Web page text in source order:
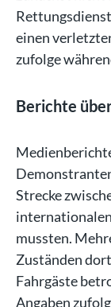
einen
zufolge
Berichte
Strecke
mussten.
Zuständen
Fahrgäste
Angaben